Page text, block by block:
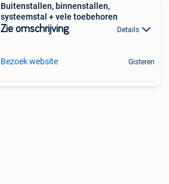
Buitenstallen, binnenstallen,
systeemstal + vele toebehoren
Zie omschrijving Details
Bezoek website Gisteren